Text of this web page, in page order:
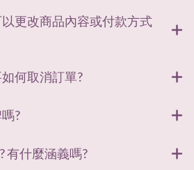
更改商品內容或付款方式
何取消訂單?
?
有什麼涵義嗎?